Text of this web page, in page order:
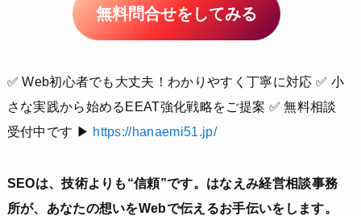
無料問合せをしてみる
✅ Web初心者でも大丈夫！わかりやすく丁寧に対応 ✅ 小
さな実践から始めるEEAT強化戦略をご提案 ✅ 無料相談
受付中です ▶︎ https://hanaemi51.jp/
SEOは、技術よりも“信頼”です。はなえみ経営相談事務
所が、あなたの想いをWebで伝えるお手伝いをします。